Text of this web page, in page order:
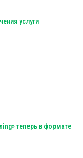
услуги
теперь в формате